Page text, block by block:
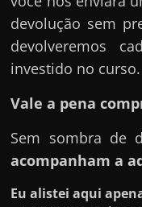
devolução sem
devolveremos
investido no curso.
Vale a pena
Sem sombra de
acompanham a
Eu alistei aqui